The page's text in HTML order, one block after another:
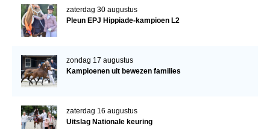
zaterdag 30 augustus
Pleun EPJ Hippiade-kampioen L2
zondag 17 augustus
Kampioenen uit bewezen families
zaterdag 16 augustus
Uitslag Nationale keuring